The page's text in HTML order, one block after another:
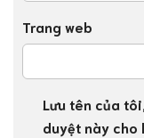
Trang web
Lưu tên của
duyệt này cho